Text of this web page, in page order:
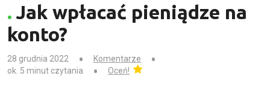
Jak wpłacać pieniądze na
konto?
28 grudnia 2022
Komentarze
ok. 5 minut czytania
Oceń!